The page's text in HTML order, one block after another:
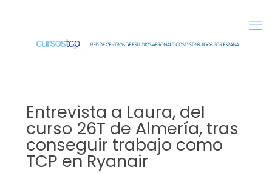
Entrevista a Laura, del
curso 26T de Almería, tras
conseguir trabajo como
TCP en Ryanair